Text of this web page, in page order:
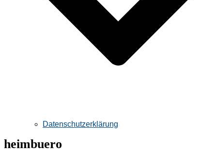
Datenschutzerklärung
heimbuero